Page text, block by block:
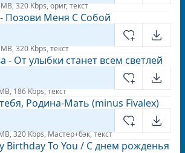
320 Kbps, ориг, текст
Позови Меня С Собой
320 Kbps, текст
- От улыбки станет всем светлей
186 Kbps, текст
Родина-Мать (minus Fivalex)
320 Kbps, Мастер+бэк, текст
Birthday To You / С днем рожденья